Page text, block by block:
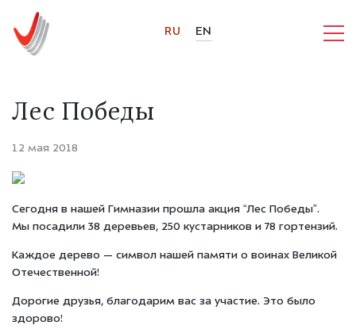
RU EN
Лес Победы
12 мая 2018
Сегодня в нашей Гимназии прошла акция “Лес Победы”.
Мы посадили 38 деревьев, 250 кустарников и 78 гортензий.
Каждое дерево — символ нашей памяти о воинах Великой
Отечественной!
Дорогие друзья, благодарим вас за участие. Это было
здорово!